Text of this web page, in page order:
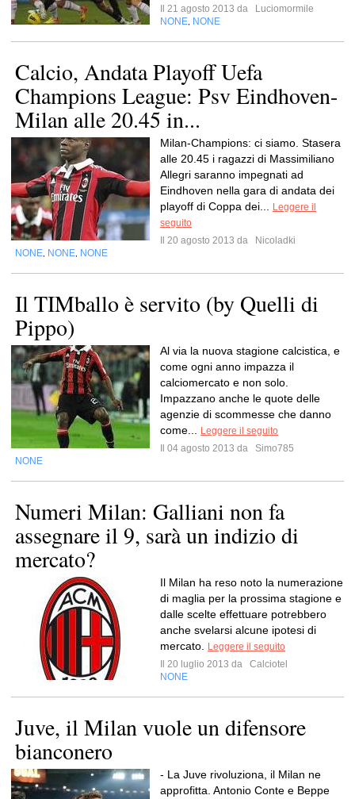
Il 21 agosto 2013 da
Luciomormile
NONE NONE
Calcio, Andata Playoff Uefa
Champions League: Psv Eindhoven-
Milan alle 20.45 in...
Milan-Champions: ci siamo. Stasera
alle 20.45 i ragazzi di Massimiliano
Allegri saranno impegnati ad
Eindhoven nella gara di andata dei
playoff di Coppa dei...
Leggere il
seguito
Il 20 agosto 2013 da
Nicoladki
NONE NONE NONE
Il TIMballo è servito (by Quelli di
Pippo)
Al via la nuova stagione calcistica, e
come ogni anno impazza il
calciomercato e non solo.
Impazzano anche le quote delle
agenzie di scommesse che danno
come...
Leggere il seguito
Il 04 agosto 2013 da
Simo785
NONE
Numeri Milan: Galliani non fa
assegnare il 9, sarà un indizio di
mercato?
Il Milan ha reso noto la numerazione
di maglia per la prossima stagione e
dalle scelte effettuare potrebbero
anche svelarsi alcune ipotesi di
mercato.
Leggere il seguito
Il 20 luglio 2013 da
Calciotel
NONE
Juve, il Milan vuole un difensore
bianconero
- La Juve rivoluziona, il Milan ne
approfitta. Antonio Conte e Beppe